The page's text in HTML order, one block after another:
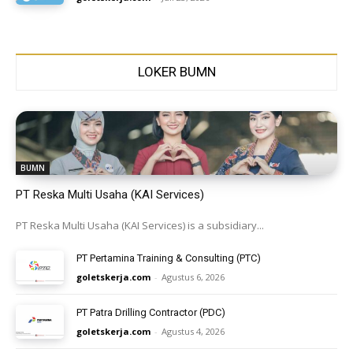
LOKER BUMN
BUMN
PT Reska Multi Usaha (KAI Services)
PT Reska Multi Usaha (KAI Services) is a subsidiary...
PT Pertamina Training & Consulting (PTC)
goletskerja.com - Agustus 6, 2026
PT Patra Drilling Contractor (PDC)
goletskerja.com - Agustus 4, 2026